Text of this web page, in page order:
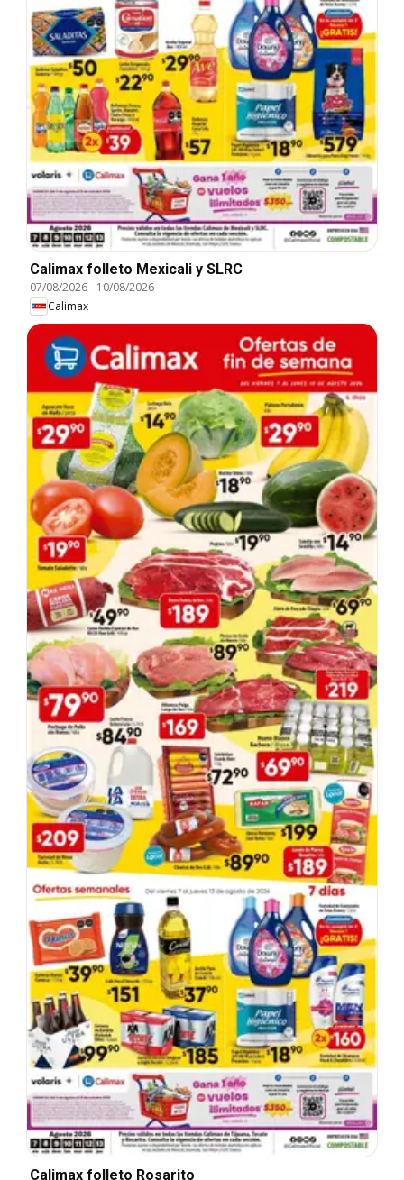
Calimax folleto Mexicali y SLRC
07/08/2026- 10/08/2026
Calimax
Calimax folleto Rosarito